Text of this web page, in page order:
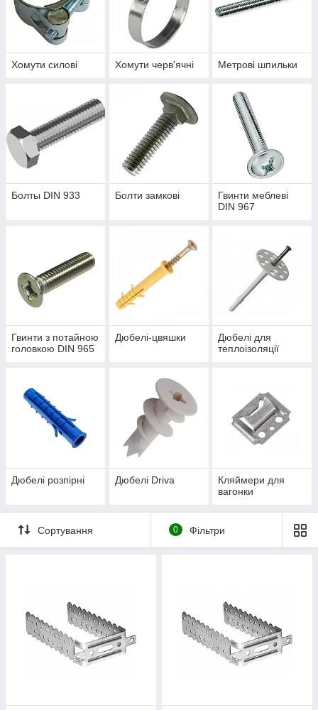
Хомути силові Хомути черв'ячні Метрові шпильки
Болты DIN 933 Болти замкові
Гвинти меблеві
DIN 967
Гвинти з потайною
головкою DIN 965
Дюбелі-цвяшки
Дюбелі для
теплоізоляції
Дюбелі розпірні Дюбелі Driva
Кляймери для
вагонки
Сортування 0 Фільтри